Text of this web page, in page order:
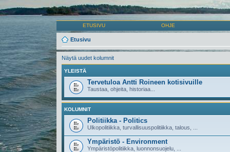
ETUSIVU OHJE
Etusivu
Näytä uudet kolumnit
YLEISTÄ
Tervetuloa Antti Roineen kotisivuille
Taustaa, ohjeita, historiaa...
KOLUMNIT
Politiikka - Politics
Ulkopolitiikka, turvallisuuspolitiikka, talous, ...
Ympäristö - Environment
Ympäristöpolitiikka, luonnonsuojelu, ...